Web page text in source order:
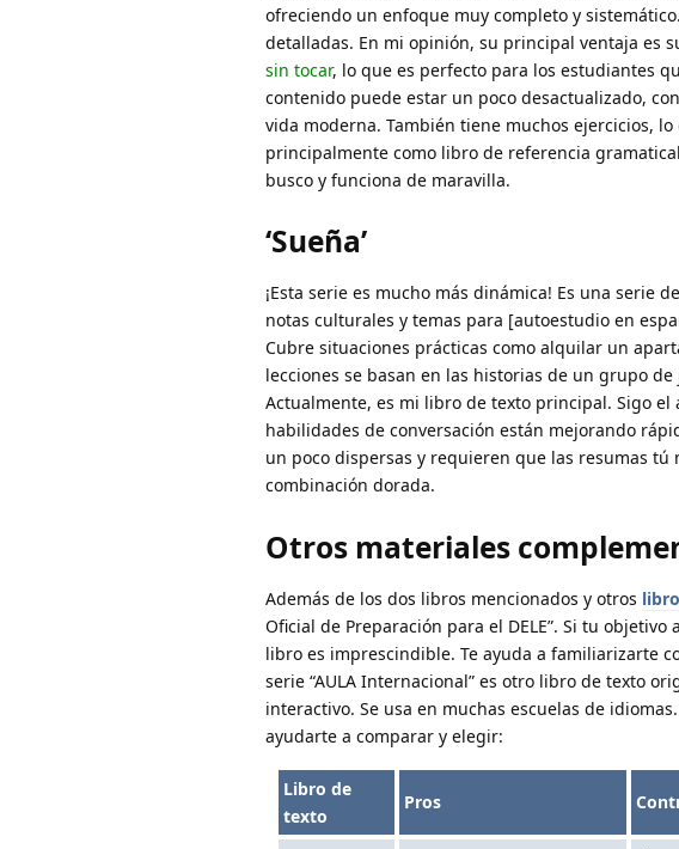
ofreciendo un enfoque muy completo y
detalladas. En mi opinión, su principal ventaja es
sin tocar, lo que es perfecto para los estudiantes
contenido puede estar un poco desactualizado,
vida moderna. También tiene muchos ejercicios,
principalmente como libro de referencia
busco y funciona de maravilla.
‘Sueña’
¡Esta serie es mucho más dinámica! Es una serie
notas culturales y temas para [autoestudio en
Cubre situaciones prácticas como alquilar un
lecciones se basan en las historias de un grupo
Actualmente, es mi libro de texto principal. Sigo
habilidades de conversación están mejorando
un poco dispersas y requieren que las resumas tú
combinación dorada.
Otros materiales
Además de los dos libros mencionados y otros
Oficial de Preparación para el DELE”. Si tu
libro es imprescindible. Te ayuda a familiarizarte
serie “AULA Internacional” es otro libro de texto
interactivo. Se usa en muchas escuelas de
ayudarte a comparar y elegir:
Libro de
texto
Pros